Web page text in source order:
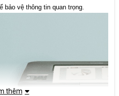
vệ thông tin quan trọng.
thêm